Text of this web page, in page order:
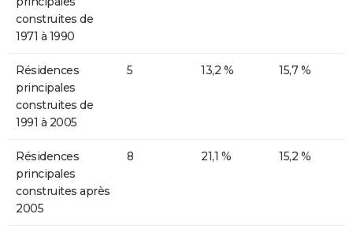
construites de
1971 à 1990
Résidences
principales
construites de
1991 à 2005
5 13,2 % 15,7 %
Résidences
principales
construites après
2005
8 21,1 % 15,2 %